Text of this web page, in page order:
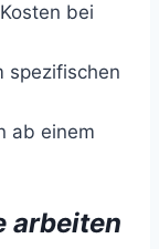
bei
spezifischen
ab einem
arbeiten